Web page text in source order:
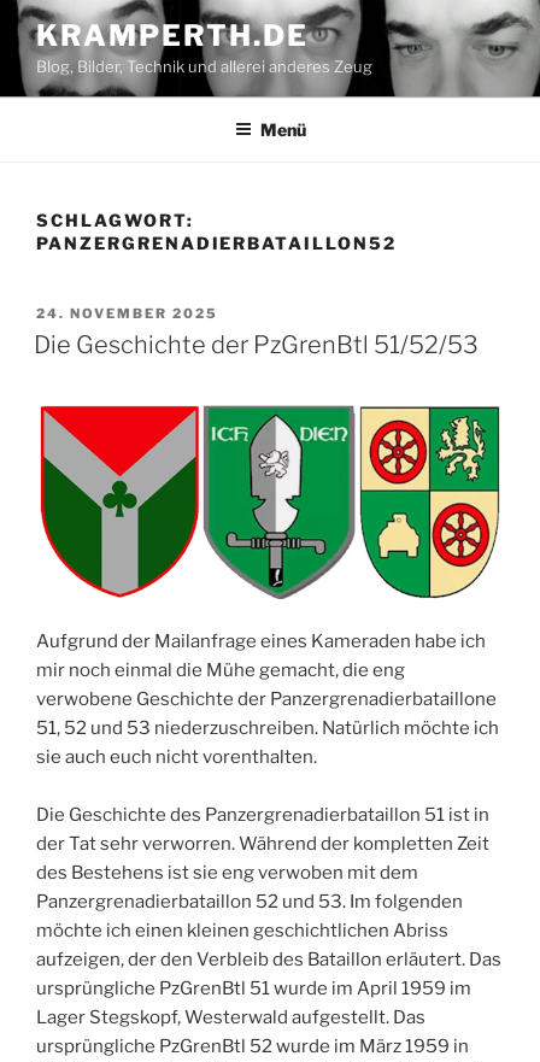
Zum
Inhalt
springen
KRAMPERTH.DE
Blog, Bilder, Technik und allerei anderes Zeug
Menü
SCHLAGWORT:
PANZERGRENADIERBATAILLON52
VERÖFFENTLICHT
AM
24. NOVEMBER 2025
Die Geschichte der PzGrenBtl 51/52/53
Aufgrund der Mailanfrage eines Kameraden habe ich
mir noch einmal die Mühe gemacht, die eng
verwobene Geschichte der Panzergrenadierbataillone
51, 52 und 53 niederzuschreiben. Natürlich möchte ich
sie auch euch nicht vorenthalten.
Die Geschichte des Panzergrenadierbataillon 51 ist in
der Tat sehr verworren. Während der kompletten Zeit
des Bestehens ist sie eng verwoben mit dem
Panzergrenadierbataillon 52 und 53. Im folgenden
möchte ich einen kleinen geschichtlichen Abriss
aufzeigen, der den Verbleib des Bataillon erläutert. Das
ursprüngliche PzGrenBtl 51 wurde im April 1959 im
Lager Stegskopf, Westerwald aufgestellt. Das
ursprüngliche PzGrenBtl 52 wurde im März 1959 in